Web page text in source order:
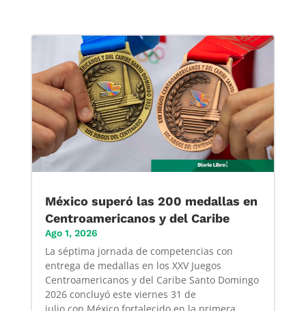
México superó las 200 medallas en
Centroamericanos y del Caribe
Ago 1, 2026
La séptima jornada de competencias con
entrega de medallas en los XXV Juegos
Centroamericanos y del Caribe Santo Domingo
2026 concluyó este viernes 31 de